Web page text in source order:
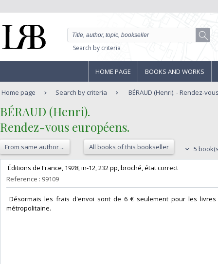
Search by criteria
HOME PAGE BOOKS AND WORKS
Home page Search by criteria BÉRAUD (Henri). - Rendez-
‎BÉRAUD (Henri).‎
‎Rendez-vous européens.‎
From same author ... All books of this bookseller 5
‎ Éditions de France, 1928, in-12, 232 pp, broché, état correct‎
Reference : 99109
Désormais les frais d'envoi sont de 6 € seulement pour les
métropolitaine.‎